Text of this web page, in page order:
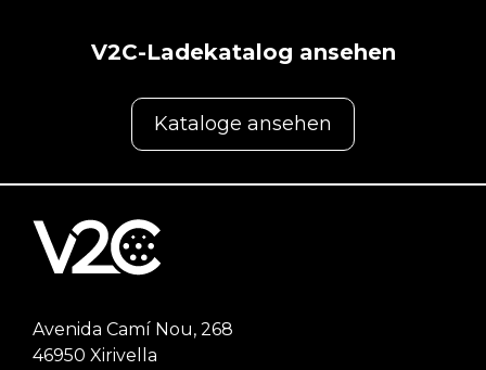
V2C-Ladekatalog ansehen
Kataloge ansehen
Avenida Camí Nou, 268
46950 Xirivella